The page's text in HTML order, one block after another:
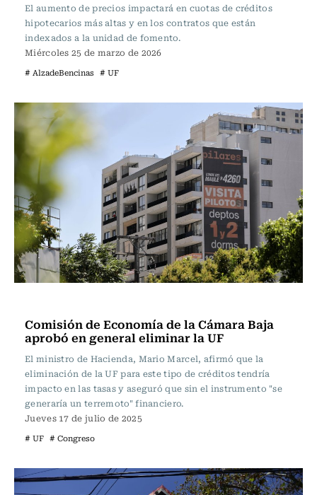
El aumento de precios impactará en cuotas de créditos
hipotecarios más altas y en los contratos que están
indexados a la unidad de fomento.
Miércoles 25 de marzo de 2026
# AlzadeBencinas # UF
Comisión de Economía de la Cámara Baja
aprobó en general eliminar la UF
El ministro de Hacienda, Mario Marcel, afirmó que la
eliminación de la UF para este tipo de créditos tendría
impacto en las tasas y aseguró que sin el instrumento "se
generaría un terremoto" financiero.
Jueves 17 de julio de 2025
# UF # Congreso